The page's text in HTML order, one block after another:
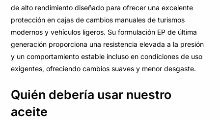
de alto rendimiento diseñado para ofrecer una excelente
protección en cajas de cambios manuales de turismos
modernos y vehículos ligeros. Su formulación EP de última
generación proporciona una resistencia elevada a la presión
y un comportamiento estable incluso en condiciones de uso
exigentes, ofreciendo cambios suaves y menor desgaste.
Quién debería usar nuestro
aceite